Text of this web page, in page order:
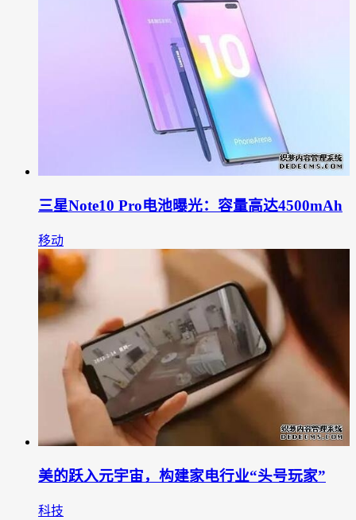
三星Note10 Pro电池曝光：容量高达4500mAh
移动
美的跃入元宇宙，构建家电行业“头号玩家”
科技